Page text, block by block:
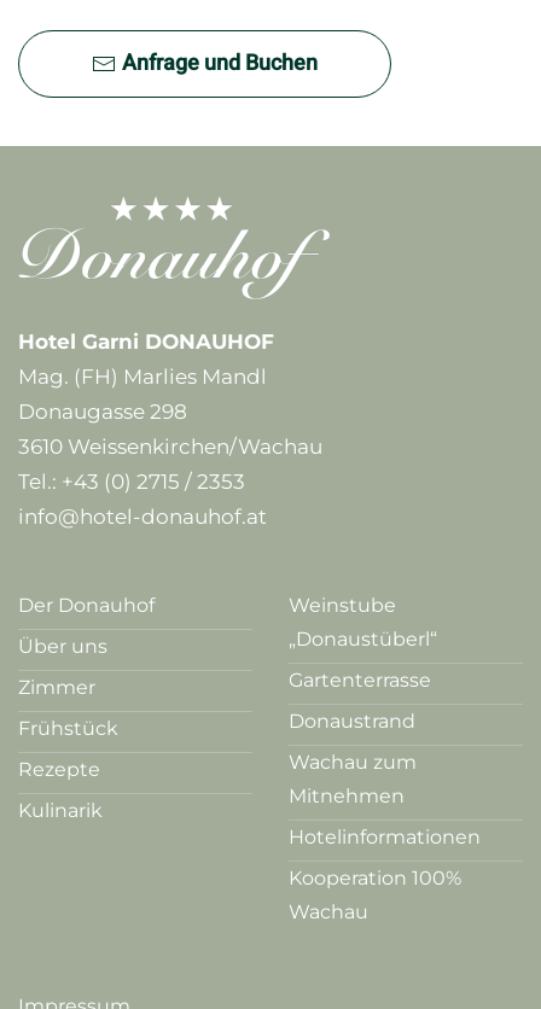
Anfrage und Buchen
Hotel Garni DONAUHOF
Mag. (FH) Marlies Mandl
Donaugasse 298
3610 Weissenkirchen/Wachau
Tel.: +43 (0) 2715 / 2353
info@hotel-donauhof.at
Der Donauhof
Über uns
Zimmer
Frühstück
Rezepte
Kulinarik
Weinstube
„Donaustüberl“
Gartenterrasse
Donaustrand
Wachau zum
Mitnehmen
Hotelinformationen
Kooperation 100%
Wachau